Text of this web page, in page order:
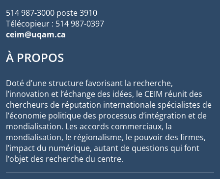
514 987-3000 poste 3910
Télécopieur : 514 987-0397
ceim@uqam.ca
À PROPOS
Doté d’une structure favorisant la recherche,
l’innovation et l’échange des idées, le CEIM réunit des
chercheurs de réputation internationale spécialistes de
l’économie politique des processus d’intégration et de
mondialisation. Les accords commerciaux, la
mondialisation, le régionalisme, le pouvoir des firmes,
l’impact du numérique, autant de questions qui font
l’objet des recherche du centre.